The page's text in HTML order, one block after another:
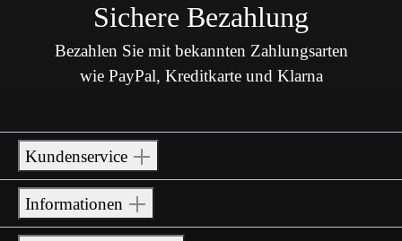
Sichere Bezahlung
Bezahlen Sie mit bekannten Zahlungsarten
wie PayPal, Kreditkarte und Klarna
Kundenservice
Informationen